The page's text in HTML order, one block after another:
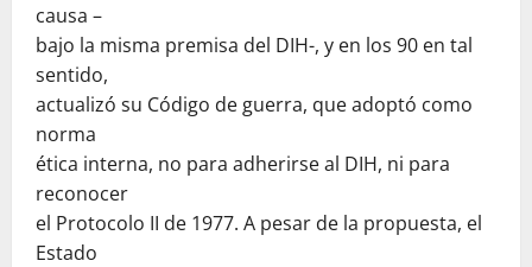
causa –
bajo la misma premisa del DIH-, y en los 90 en tal
sentido,
actualizó su Código de guerra, que adoptó como
norma
ética interna, no para adherirse al DIH, ni para
reconocer
el Protocolo II de 1977. A pesar de la propuesta, el
Estado